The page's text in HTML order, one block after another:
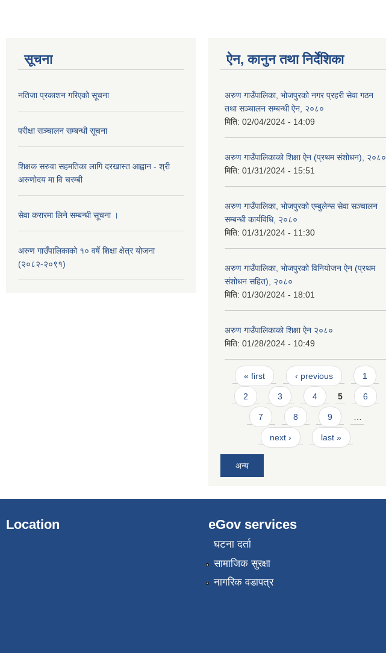
सूचना
नतिजा प्रकाशन गरिएको सूचना
परीक्षा सञ्चालन सम्बन्धी सूचना
शिक्षक सरुवा सहमतिका लागि दरखास्त आह्वान - श्री
अरुणोदय मा वि चरम्बी
सेवा करारमा लिने सम्बन्धी सूचना ।
अरुण गाउँपालिकाको १० वर्षे शिक्षा क्षेत्र योजना
(२०८२-२०९१)
ऐन, कानुन तथा निर्देशिका
अरुण गाउँपालिका, भोजपुरको नगर प्रहरी सेवा गठन
तथा सञ्‍चालन सम्बन्धी ऐन, २०८०
मिति: 02/04/2024 - 14:09
अरुण गाउँपालिकाको शिक्षा ऐन (प्रथम संशोधन), २०८०
मिति: 01/31/2024 - 15:51
अरुण गाउँपालिका, भोजपुरको एम्बुलेन्स सेवा सञ्चालन
सम्बन्धी कार्यविधि, २०८०
मिति: 01/31/2024 - 11:30
अरुण गाउँपालिका, भोजपुरको विनियोजन ऐन (प्रथम
संशोधन सहित), २०८०
मिति: 01/30/2024 - 18:01
अरुण गाउँपालिकाको शिक्षा ऐन २०८०
मिति: 01/28/2024 - 10:49
Pages
« first ‹ previous 1
2 3 4 5 6
7 8 9 …
next › last »
अन्य
Location eGov services
घटना दर्ता
सामाजिक सुरक्षा
नागरिक वडापत्र